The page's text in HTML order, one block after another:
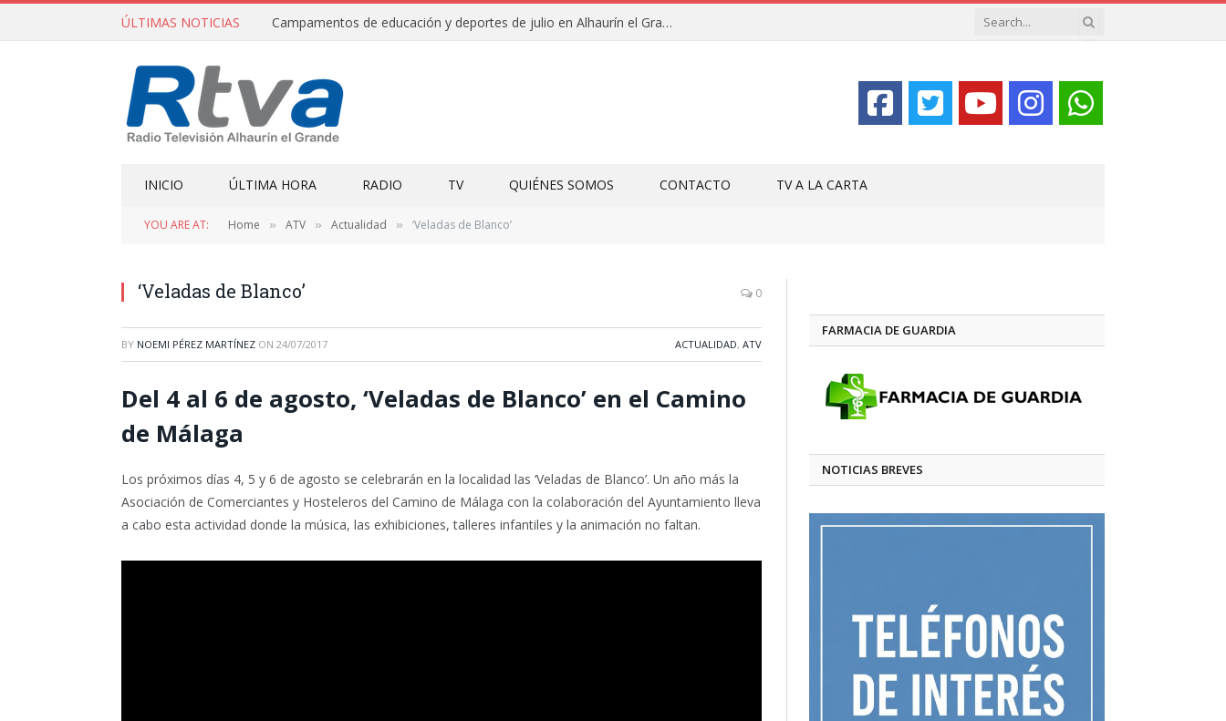
ÚLTIMAS NOTICIAS Campamentos de educación y deportes de julio en Alhaurín el Grande y Villa del Guadalhorce
INICIO ÚLTIMA HORA RADIO TV QUIÉNES SOMOS CONTACTO TV A LA CARTA
YOU ARE AT: Home » ATV » Actualidad » ‘Veladas de Blanco’
‘Veladas de Blanco’ 0
BY NOEMI PÉREZ MARTÍNEZ ON 24/07/2017 ACTUALIDAD, ATV
Del 4 al 6 de agosto, ‘Veladas de Blanco’ en el Camino
de Málaga
Los próximos días 4, 5 y 6 de agosto se celebrarán en la localidad las ‘Veladas de Blanco’. Un año más la
Asociación de Comerciantes y Hosteleros del Camino de Málaga con la colaboración del Ayuntamiento lleva
a cabo esta actividad donde la música, las exhibiciones, talleres infantiles y la animación no faltan.
FARMACIA DE GUARDIA
NOTICIAS BREVES